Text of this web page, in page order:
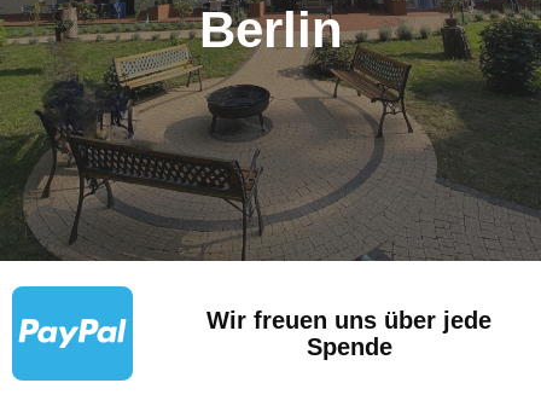
Berlin
Wir freuen uns über jede
Spende